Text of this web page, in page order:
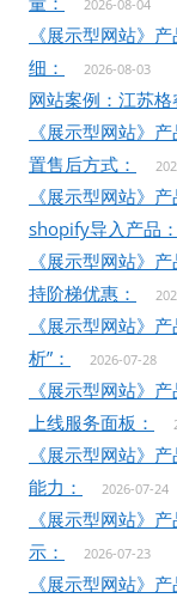
2026-08-04
《展示型网站》
细：
2026-08-03
网站案例：江苏
《展示型网站》
置售后方式：
《展示型网站》
shopify导入产品：
《展示型网站》
持阶梯优惠：
《展示型网站》
析”：
2026-07-28
《展示型网站》
上线服务面板：
《展示型网站》
能力：
2026-07-24
《展示型网站》
示：
2026-07-23
《展示型网站》